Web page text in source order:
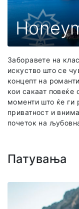
Заборавете на
искуство што се
концепт на
кои сакаат повеќе
моменти што ќе ги
приватност и
почеток на
Патувања